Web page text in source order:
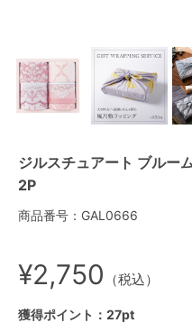
ジルスチュアート ブルー
2P
商品番号：GAL0666
¥2,750 （税込）
獲得ポイント：27pt